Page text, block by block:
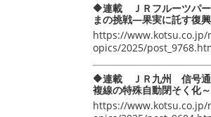
🔶連載 ＪＲフルーツパ
まの挑戦―果実に託す復
https://www.kotsu.co.jp/
opics/2025/
🔶連載 ＪＲ九州 信号通
複線の特殊自動閉そく化～
https://www.kotsu.co.jp/